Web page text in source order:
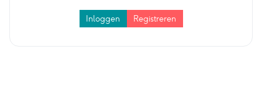
Inloggen Registreren